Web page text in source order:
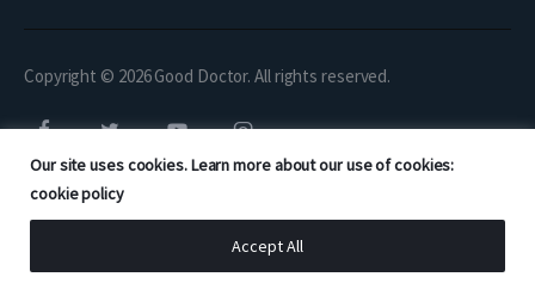
Our site uses cookies. Learn more about our use of cookies:
cookie policy
Accept All
Copyright © 2026 Good Doctor. All rights reserved.